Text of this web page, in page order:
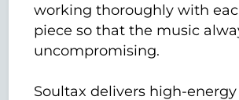
working thoroughly with
piece so that the music
uncompromising.
Soultax delivers high-